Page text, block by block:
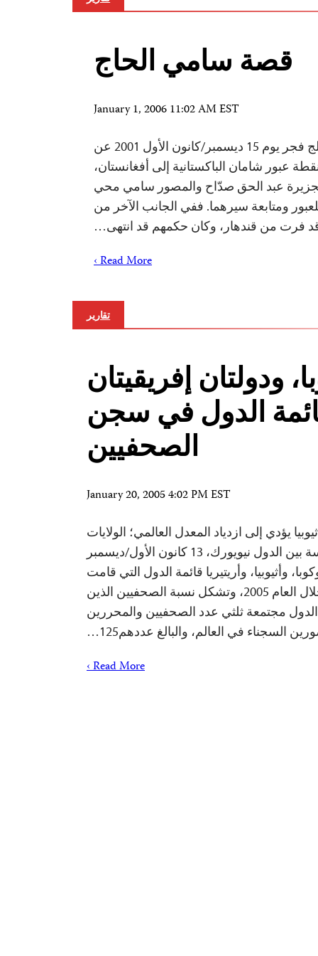
قصة سامي الحاج
January 1, 2006 11:02 AM EST
نشر بتاريخ 3 أكتوبر، 2006انبلج فجر يوم 15 ديسمبر/كانون الأول 2001 عن
عبور شامان الباكستانية إلى أفغانستان،
عبد الحق صدّاح والمصور سامي محي
ومتابعة سيرهما. ففي الجانب الآخر من
فرت من قندهار، وكان حكمهم قد انتهى…
Read More ›
تقارير
ودولتان إفريقيتان
الدول في سجن
الصحفيين
January 20, 2005 4:02 PM EST
يؤدي إلى ازدياد المعدل العالمي؛ الولايات
المتحدة في المرتبة السادسة بين الدول نيويورك، 13 كانون الأول/ديسمبر
وأثيوبيا، وأريتيريا قائمة الدول التي قامت
بسجن الصحفيين خلال العام 2005، وتشكل نسبة الصحفيين الذين
مجتمعة ثلثي عدد الصحفيين والمحررين
السجناء في العالم، والبالغ عددهم125…
Read More ›